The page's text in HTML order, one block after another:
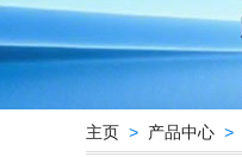
主页 > 产品中心 >